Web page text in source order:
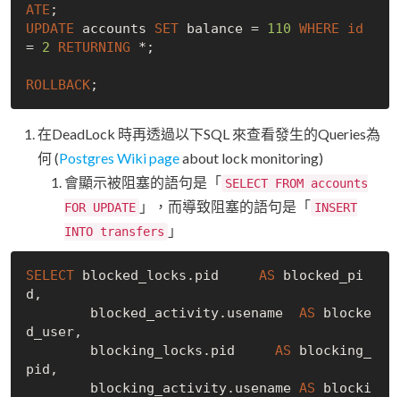
ATE
UPDATE accounts SET balance = 110 WHERE
id
= 2 RETURNING *;
ROLLBACK
在DeadLock 時再透過以下SQL 來查看發生的Queries為
何 (Postgres Wiki pageabout lock monitoring)
會顯示被阻塞的語句是「 SELECT FROM accounts
FOR UPDATE 」，而導致阻塞的語句是「 INSERT
INTO transfers 」
SELECT blocked_locks.pid AS blocked_pi
d,
        blocked_activity.usename
AS blocke
d_user,
        blocking_locks.pid
AS blocking_
pid,
        blocking_activity.usename
AS blocki